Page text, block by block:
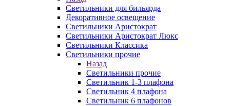
Светильники для бильярда
Декоративное освещение
Светильники Аристократ
Светильники Аристократ Люкс
Светильники Классика
Светильники прочие
Назад
Светильники прочие
Светильник 1-3 плафона
Светильник 4 плафона
Светильник 6 плафонов